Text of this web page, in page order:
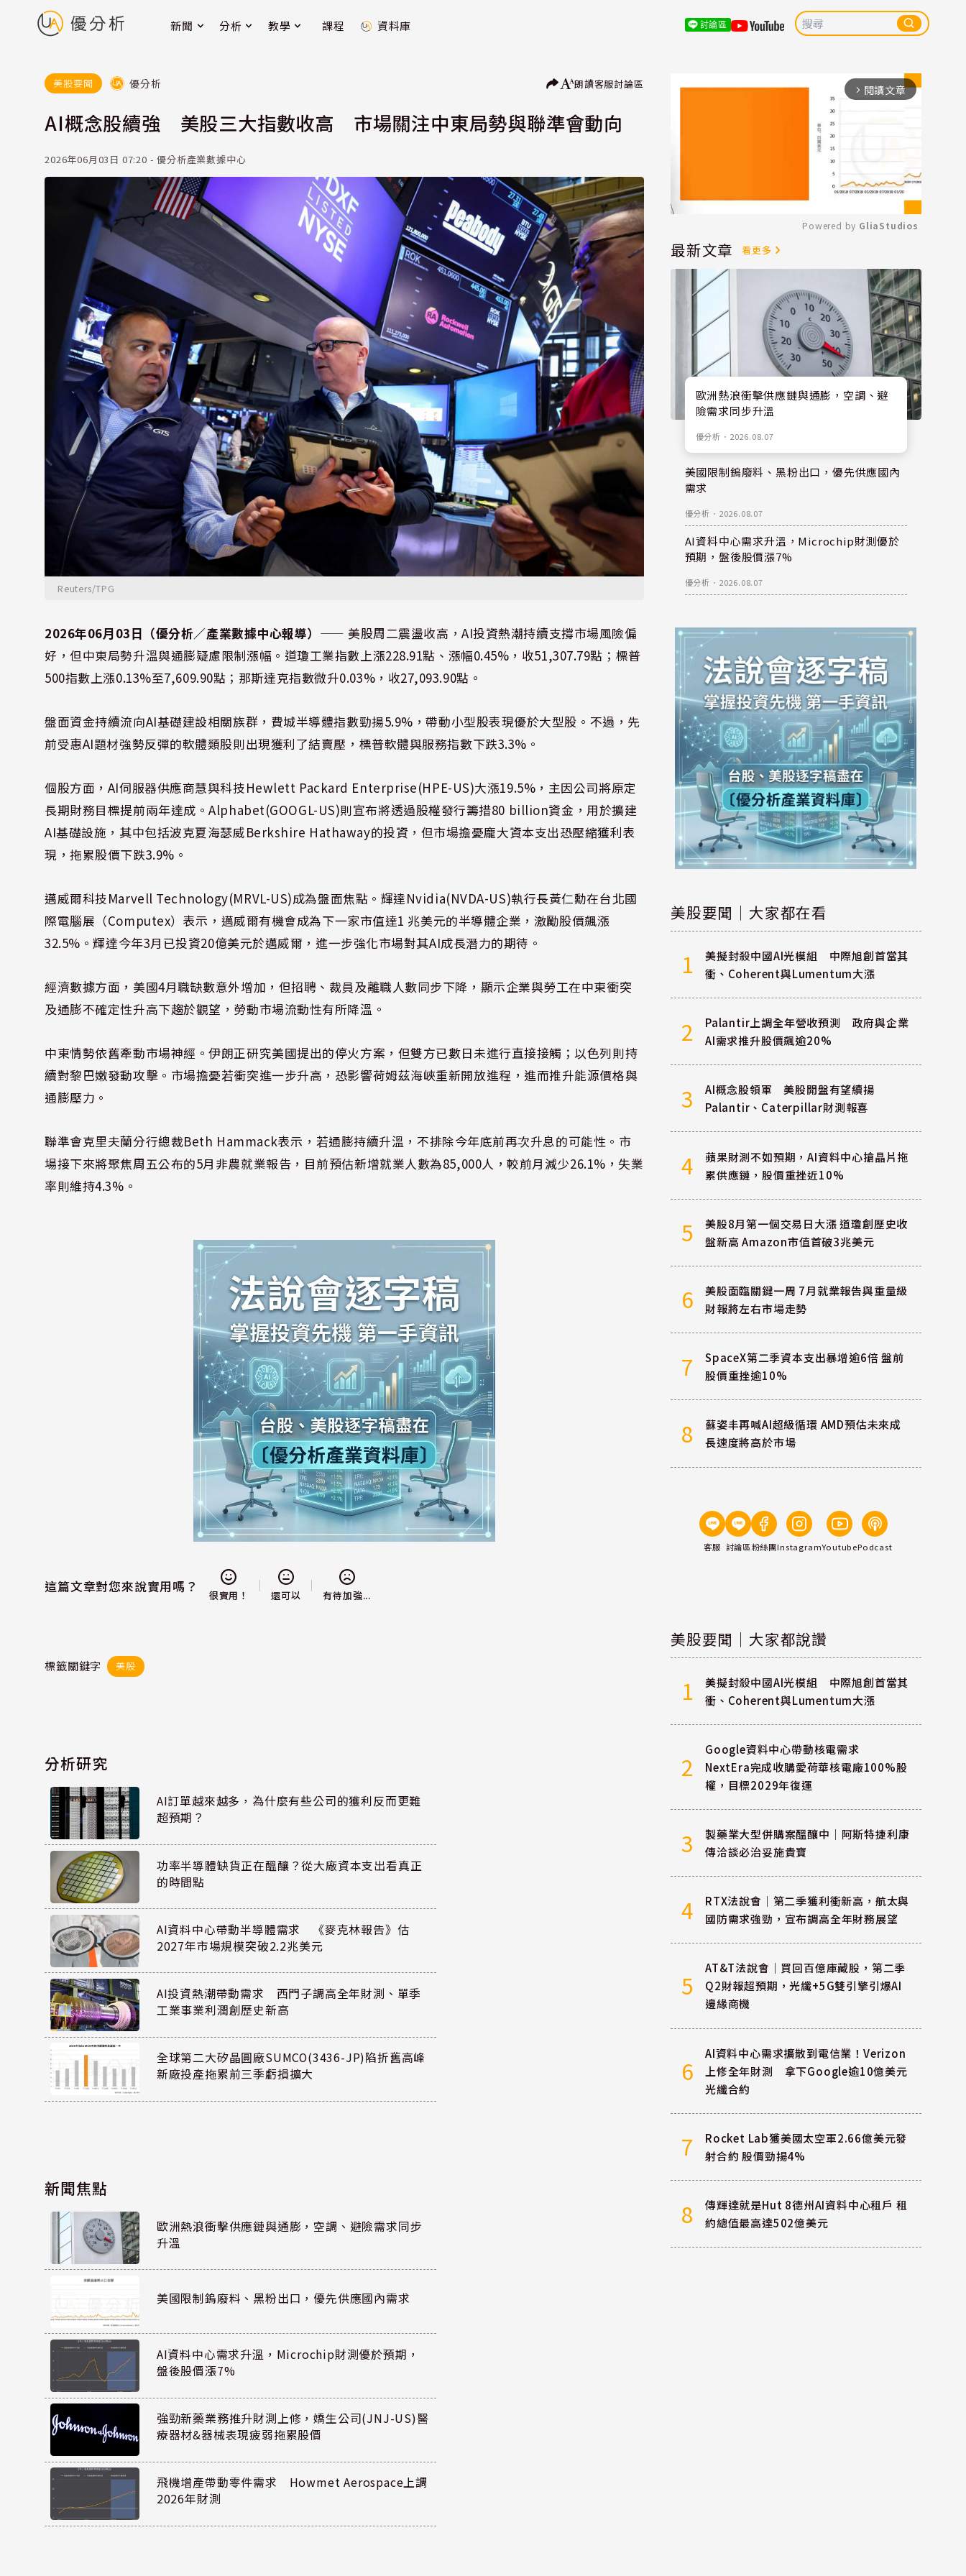
新聞 分析 教學 課程 資料庫 討論區
美股要聞 優分析 朗讀客服討論區
AI概念股續強 美股三大指數收高 市場關注中東局勢與聯準會動向
2026年06月03日 07:20 - 優分析產業數據中心
Reuters/TPG
2026年06月03日（優分析／產業數據中心報導） ⸺ 美股周二震盪收高，AI投資熱潮持續支撐市場風險偏
好，但中東局勢升溫與通膨疑慮限制漲幅。道瓊工業指數上漲228.91點、漲幅0.45%，收51,307.79點；標普
500指數上漲0.13%至7,609.90點；那斯達克指數微升0.03%，收27,093.90點。
盤面資金持續流向AI基礎建設相關族群，費城半導體指數勁揚5.9%，帶動小型股表現優於大型股。不過，先
前受惠AI題材強勢反彈的軟體類股則出現獲利了結賣壓，標普軟體與服務指數下跌3.3%。
個股方面，AI伺服器供應商慧與科技Hewlett Packard Enterprise(HPE-US)大漲19.5%，主因公司將原定
長期財務目標提前兩年達成。Alphabet(GOOGL-US)則宣布將透過股權發行籌措80 billion資金，用於擴建
AI基礎設施，其中包括波克夏海瑟威Berkshire Hathaway的投資，但市場擔憂龐大資本支出恐壓縮獲利表
現，拖累股價下跌3.9%。
邁威爾科技Marvell Technology(MRVL-US)成為盤面焦點。輝達Nvidia(NVDA-US)執行長黃仁勳在台北國
際電腦展（Computex）表示，邁威爾有機會成為下一家市值達1 兆美元的半導體企業，激勵股價飆漲
32.5%。輝達今年3月已投資20億美元於邁威爾，進一步強化市場對其AI成長潛力的期待。
經濟數據方面，美國4月職缺數意外增加，但招聘、裁員及離職人數同步下降，顯示企業與勞工在中東衝突
及通膨不確定性升高下趨於觀望，勞動市場流動性有所降溫。
中東情勢依舊牽動市場神經。伊朗正研究美國提出的停火方案，但雙方已數日未進行直接接觸；以色列則持
續對黎巴嫩發動攻擊。市場擔憂若衝突進一步升高，恐影響荷姆茲海峽重新開放進程，進而推升能源價格與
通膨壓力。
聯準會克里夫蘭分行總裁Beth Hammack表示，若通膨持續升溫，不排除今年底前再次升息的可能性。市
場接下來將聚焦周五公布的5月非農就業報告，目前預估新增就業人數為85,000人，較前月減少26.1%，失業
率則維持4.3%。
這篇文章對您來說實用嗎？
很實用！ 還可以 有待加強...
標籤關鍵字 美股
分析研究
AI訂單越來越多，為什麼有些公司的獲利反而更難
超預期？
功率半導體缺貨正在醞釀？從大廠資本支出看真正
的時間點
AI資料中心帶動半導體需求 《麥克林報告》估
2027年市場規模突破2.2兆美元
AI投資熱潮帶動需求 西門子調高全年財測、單季
工業事業利潤創歷史新高
全球第二大矽晶圓廠SUMCO(3436-JP)陷折舊高峰
新廠投產拖累前三季虧損擴大
新聞焦點
歐洲熱浪衝擊供應鏈與通膨，空調、避險需求同步
升溫
美國限制鎢廢料、黑粉出口，優先供應國內需求
AI資料中心需求升溫，Microchip財測優於預期，
盤後股價漲7%
強勁新藥業務推升財測上修，嬌生公司(JNJ-US)醫
療器材&器械表現疲弱拖累股價
飛機增產帶動零件需求 Howmet Aerospace上調
2026年財測
arrow_forward_ios 閱讀文章
Mute
Powered by GliaStudios
最新文章 看更多
歐洲熱浪衝擊供應鏈與通膨，空調、避
險需求同步升溫
優分析 ． 2026.08.07
美國限制鎢廢料、黑粉出口，優先供應國內
需求
優分析 ． 2026.08.07
AI資料中心需求升溫，Microchip財測優於
預期，盤後股價漲7%
優分析 ． 2026.08.07
美股要聞｜大家都在看
1
美擬封殺中國AI光模組 中際旭創首當其
衝、Coherent與Lumentum大漲
2
Palantir上調全年營收預測 政府與企業
AI需求推升股價飆逾20%
3
AI概念股領軍 美股開盤有望續揚
Palantir、Caterpillar財測報喜
4
蘋果財測不如預期，AI資料中心搶晶片拖
累供應鏈，股價重挫近10%
5
美股8月第一個交易日大漲 道瓊創歷史收
盤新高 Amazon市值首破3兆美元
6
美股面臨關鍵一周 7月就業報告與重量級
財報將左右市場走勢
7
SpaceX第二季資本支出暴增逾6倍 盤前
股價重挫逾10%
8
蘇姿丰再喊AI超級循環 AMD預估未來成
長速度將高於市場
客服 討論區粉絲團InstagramYoutubePodcast
美股要聞｜大家都說讚
1
美擬封殺中國AI光模組 中際旭創首當其
衝、Coherent與Lumentum大漲
2
Google資料中心帶動核電需求
NextEra完成收購愛荷華核電廠100%股
權，目標2029年復運
3
製藥業大型併購案醞釀中｜阿斯特捷利康
傳洽談必治妥施貴寶
4
RTX法說會｜第二季獲利衝新高，航太與
國防需求強勁，宣布調高全年財務展望
5
AT&T法說會｜買回百億庫藏股，第二季
Q2財報超預期，光纖+5G雙引擎引爆AI
邊緣商機
6
AI資料中心需求擴散到電信業！Verizon
上修全年財測 拿下Google逾10億美元
光纖合約
7
Rocket Lab獲美國太空軍2.66億美元發
射合約 股價勁揚4%
8
傳輝達就是Hut 8德州AI資料中心租戶 租
約總值最高達502億美元